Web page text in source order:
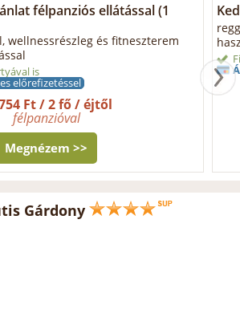
félpanziós ellátással (1
wellnessrészleg és fitneszterem
is
előrefizetéssel
Ft / 2 fő / éjtől
félpanzióval
Megnézem >>
Gárdony